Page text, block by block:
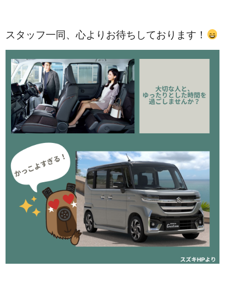
スタッフ一同、心よりお待ちしております！